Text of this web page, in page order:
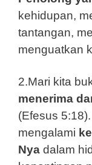
kehidupan,
tantangan,
menguatkan
2.Mari kita
menerima
(Efesus
mengalami
Nya dalam